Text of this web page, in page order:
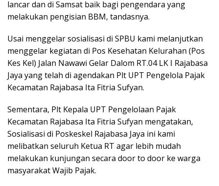
lancar dan di Samsat baik bagi pengendara yang
melakukan pengisian BBM, tandasnya.
Usai menggelar sosialisasi di SPBU kami melanjutkan
menggelar kegiatan di Pos Kesehatan Kelurahan (Pos
Kes Kel) Jalan Nawawi Gelar Dalom RT.04 LK I Rajabasa
Jaya yang telah di agendakan Plt UPT Pengelola Pajak
Kecamatan Rajabasa Ita Fitria Sufyan.
Sementara, Plt Kepala UPT Pengelolaan Pajak
Kecamatan Rajabasa Ita Fitria Sufyan mengatakan,
Sosialisasi di Poskeskel Rajabasa Jaya ini kami
melibatkan seluruh Ketua RT agar lebih mudah
melakukan kunjungan secara door to door ke warga
masyarakat Wajib Pajak.